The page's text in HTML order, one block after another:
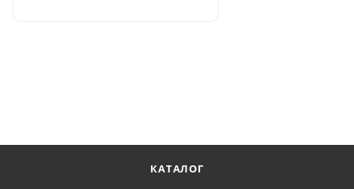
КАТАЛОГ